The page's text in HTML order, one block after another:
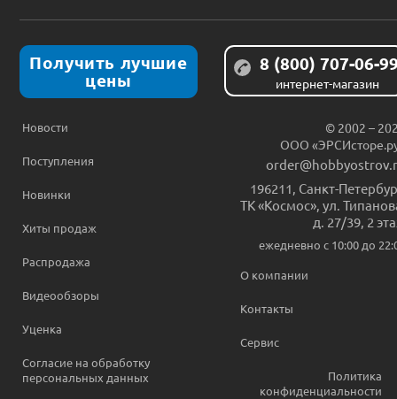
Получить лучшие
цены
8 (800) 707-06-
интернет-магазин
Новости
Поступления
Новинки
Хиты продаж
Распродажа
Видеообзоры
Уценка
Согласие на обработку
персональных данных
© 2002 –
ООО
196211, Санкт-
ТК «Космос», ул.
д. 27/39, 2
ежедневно c 10:00 до
О компании
Контакты
Сервис
Политика
конфиденциальности